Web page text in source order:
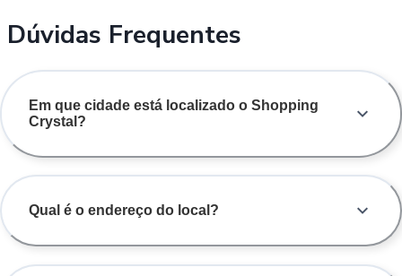
Dúvidas Frequentes
Em que cidade está localizado o Shopping
Crystal?
Qual é o endereço do local?